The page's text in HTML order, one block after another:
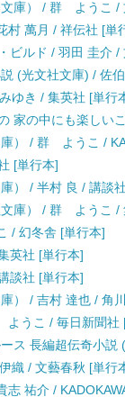
庫） / 群 ようこ /
村 萬月 / 祥伝社 [単
ビルド / 羽田 圭介 /
(光文社文庫) / 佐
ゆき / 集英社 [単行
家の中にも楽しい
） / 群 ようこ /
[単行本]
） / 半村 良 / 講談
庫） / 群 ようこ /
/ 幻冬舎 [単行本]
英社 [単行本]
談社 [単行本]
） / 吉村 達也 / 角
うこ / 毎日新聞社
ス 長編超伝奇小
織 / 文藝春秋 [単行
志 祐介 /